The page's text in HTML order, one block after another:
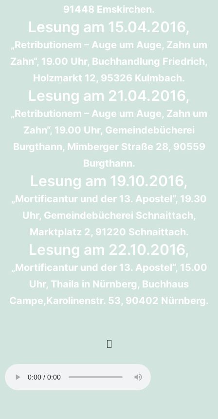
91448 Emskirchen.
Lesung am 15.04.2016,
„Retributionem – Auge um Auge, Zahn um
Zahn“, 19.00 Uhr, Buchhandlung Friedrich,
Holzmarkt 12, 95326 Kulmbach.
Lesung am 21.04.2016,
„Retributionem – Auge um Auge, Zahn um
Zahn“, 19.00 Uhr, Gemeindebücherei
Burgthann, Mimberger Straße 28, 90559
Burgthann.
Lesung am 19.10.2016,
„Mortificantur und der 13. Apostel“, 19.30
Uhr, Gemeindebücherei Schnaittach,
Marktplatz 2, 91220 Schnaittach.
Lesung am 22.10.2016,
„Mortificantur und der 13. Apostel“, 15.00
Uhr, Thaila in Nürnberg, Buchhaus
Campe,Karolinenstr. 53, 90402 Nürnberg.